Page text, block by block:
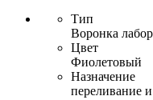
Тип
Воронка
Цвет
Фиолетовый
Назначение
переливание